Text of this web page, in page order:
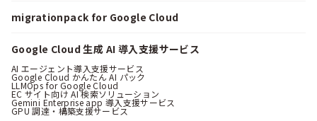
migrationpack for Google Cloud
Google Cloud 生成 AI 導入支援サービス
AI エージェント導入支援サービス
Google Cloud かんたん AI パック
LLMOps for Google Cloud
EC サイト向け AI 検索ソリューション
Gemini Enterprise app 導入支援サービス
GPU 調達・構築支援サービス